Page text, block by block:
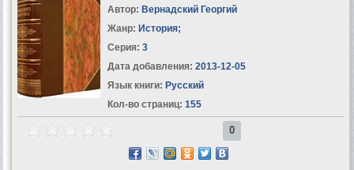
Автор: Вернадский Георгий
Жанр: История;
Серия: 3
Дата добавления: 2013-12-05
Язык книги: Русский
Кол-во страниц: 155
0